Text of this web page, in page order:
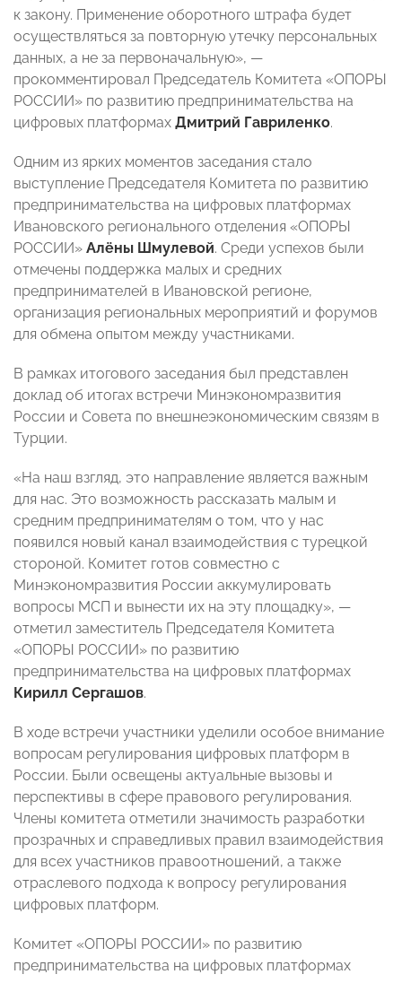
к закону. Применение оборотного штрафа будет
осуществляться за повторную утечку персональных
данных, а не за первоначальную», —
прокомментировал Председатель Комитета «ОПОРЫ
РОССИИ» по развитию предпринимательства на
цифровых платформах Дмитрий Гавриленко.
Одним из ярких моментов заседания стало
выступление Председателя Комитета по развитию
предпринимательства на цифровых платформах
Ивановского регионального отделения «ОПОРЫ
РОССИИ» Алёны Шмулевой. Среди успехов были
отмечены поддержка малых и средних
предпринимателей в Ивановской регионе,
организация региональных мероприятий и форумов
для обмена опытом между участниками.
В рамках итогового заседания был представлен
доклад об итогах встречи Минэкономразвития
России и Совета по внешнеэкономическим связям в
Турции.
«На наш взгляд, это направление является важным
для нас. Это возможность рассказать малым и
средним предпринимателям о том, что у нас
появился новый канал взаимодействия с турецкой
стороной. Комитет готов совместно с
Минэкономразвития России аккумулировать
вопросы МСП и вынести их на эту площадку», —
отметил заместитель Председателя Комитета
«ОПОРЫ РОССИИ» по развитию
предпринимательства на цифровых платформах
Кирилл Сергашов.
В ходе встречи участники уделили особое внимание
вопросам регулирования цифровых платформ в
России. Были освещены актуальные вызовы и
перспективы в сфере правового регулирования.
Члены комитета отметили значимость разработки
прозрачных и справедливых правил взаимодействия
для всех участников правоотношений, а также
отраслевого подхода к вопросу регулирования
цифровых платформ.
Комитет «ОПОРЫ РОССИИ» по развитию
предпринимательства на цифровых платформах